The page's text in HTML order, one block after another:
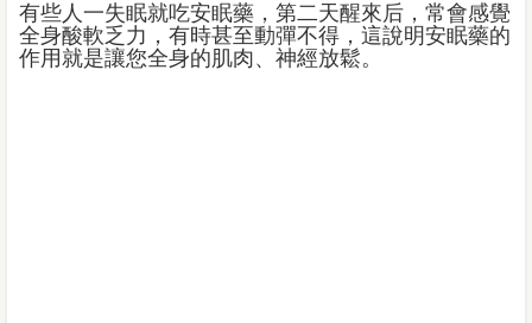
有些人一失眠就吃安眠藥，第二天醒來后，常會感覺
全身酸軟乏力，有時甚至動彈不得，這說明安眠藥的
作用就是讓您全身的肌肉、神經放鬆。